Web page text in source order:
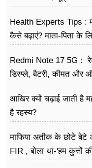
Health Experts Tips :
कैसे बढ़ाएं? माता-पिता के
Redmi Note 17 5G :
डिस्प्ले, बैटरी, कीमत और
आखिर क्यों चढ़ाई जाती है
है रहस्य?
माफिया अतीक के छोटे बेटे
FIR , बोला था-'हम कुत्तों